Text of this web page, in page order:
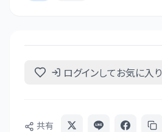
ログインしてお気に入り
共有